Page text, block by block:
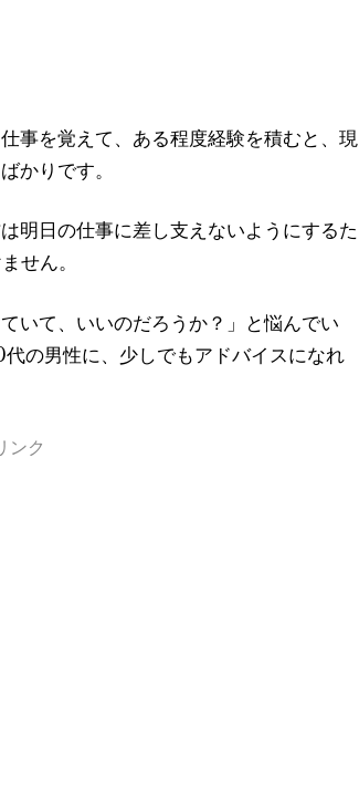
事を覚えて、ある程度経験を積むと、現
かりです。
明日の仕事に差し支えないようにするた
せん。
いて、いいのだろうか？」と悩んでい
の男性に、少しでもアドバイスになれ
ンク